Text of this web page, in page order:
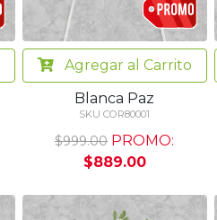
Agregar al Carrito
Blanca Paz
SKU COR80001
$999.00 PROMO:
$889.00